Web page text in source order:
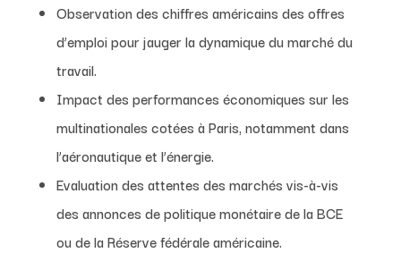
Observation des chiffres américains des offres
d’emploi pour jauger la dynamique du marché du
travail.
Impact des performances économiques sur les
multinationales cotées à Paris, notamment dans
l’aéronautique et l’énergie.
Evaluation des attentes des marchés vis-à-vis
des annonces de politique monétaire de la BCE
ou de la Réserve fédérale américaine.